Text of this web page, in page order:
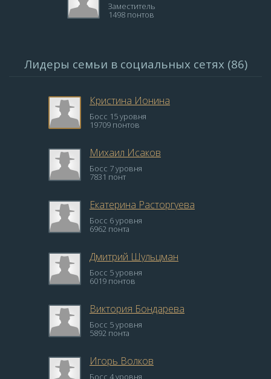
Заместитель
1498 понтов
Лидеры семьи в социальных сетях (86)
Кристина Ионина
Босс 15 уровня
19709 понтов
Михаил Исаков
Босс 7 уровня
7831 понт
Екатерина Расторгуева
Босс 6 уровня
6962 понта
Дмитрий Шульцман
Босс 5 уровня
6019 понтов
Виктория Бондарева
Босс 5 уровня
5892 понта
Игорь Волков
Босс 4 уровня